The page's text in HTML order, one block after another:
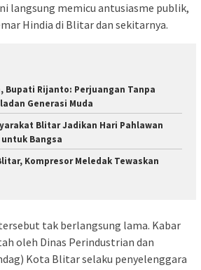
langsung memicu antusiasme publik,
Hindia di Blitar dan sekitarnya.
Bupati Rijanto: Perjuangan Tanpa
Generasi Muda
Blitar Jadikan Hari Pahlawan
Bangsa
Kompresor Meledak Tewaskan
tak berlangsung lama. Kabar
oleh Dinas Perindustrian dan
Kota Blitar selaku penyelenggara